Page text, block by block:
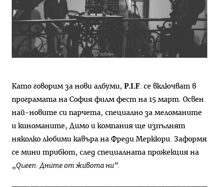
Като говорим за нови албуми, P.I.F. се включват в
програмата на София филм фест на 15 март. Освен
най-новите си парчета, специално за меломаните
и киноманите, Димо и компания ще изпълнят
няколко любими кавъра на Фреди Меркюри. Заформя
се мини трибют, след специалната прожекция на
„Queen: Дните от живота ни”.